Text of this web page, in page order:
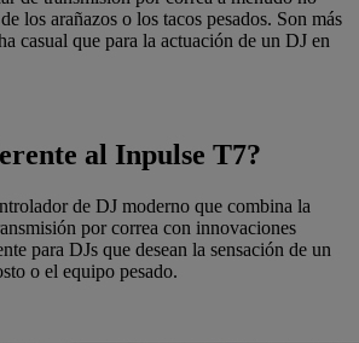
los arañazos o los tacos pesados. Son más
casual que para la actuación de un DJ en
al Inpulse T7?
de DJ moderno que combina la
por correa con innovaciones
para DJs que desean la sensación de un
o el equipo pesado.